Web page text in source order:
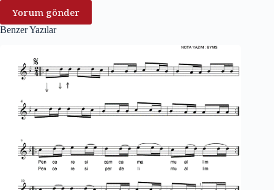
Yorum gönder
Benzer Yazılar